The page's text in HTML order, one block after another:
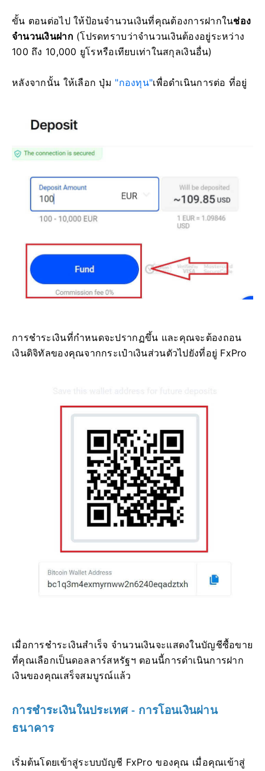
ขั้น ตอนต่อไป ให้ป้อนจำนวนเงินที่คุณต้องการฝากในช่อง
จำนวนเงินฝาก(โปรดทราบว่าจำนวนเงินต้องอยู่ระหว่าง
100 ถึง 10,000 ยูโรหรือเทียบเท่าในสกุลเงินอื่น)
หลังจากนั้น ให้เลือก ปุ่ม "กองทุน"เพื่อดำเนินการต่อ ที่อยู่
การชำระเงินที่กำหนดจะปรากฏขึ้น และคุณจะต้องถอน
เงินดิจิทัลของคุณจากกระเป๋าเงินส่วนตัวไปยังที่อยู่ FxPro
เมื่อการชำระเงินสำเร็จ จำนวนเงินจะแสดงในบัญชีซื้อขาย
ที่คุณเลือกเป็นดอลลาร์สหรัฐฯ ตอนนี้การดำเนินการฝาก
เงินของคุณเสร็จสมบูรณ์แล้ว
การชำระเงินในประเทศ - การโอนเงินผ่าน
ธนาคาร
เริ่มต้นโดยเข้าสู่ระบบบัญชี FxPro ของคุณ เมื่อคุณเข้าสู่